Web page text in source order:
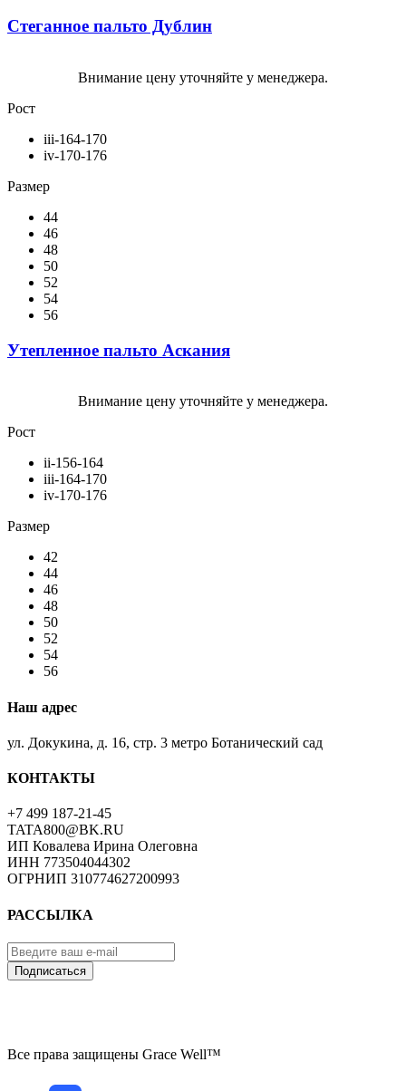
Стеганное пальто Дублин
Внимание цену уточняйте у менеджера.
Рост
iii-164-170
iv-170-176
Размер
44
46
48
50
52
54
56
Утепленное пальто Аскания
Внимание цену уточняйте у менеджера.
Рост
ii-156-164
iii-164-170
iv-170-176
Размер
42
44
46
48
50
52
54
56
Наш адрес
ул. Докукина, д. 16, стр. 3 метро Ботанический сад
КОНТАКТЫ
+7 499 187-21-45
TATA800@BK.RU
ИП Ковалева Ирина Олеговна
ИНН 773504044302
ОГРНИП 310774627200993
РАССЫЛКА
Подписаться
Все права защищены Grace Well™